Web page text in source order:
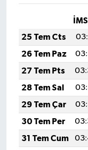
25 Tem Cts
26 Tem Paz
27 Tem Pts
28 Tem Sal
29 Tem Çar
30 Tem Per
31 Tem Cum